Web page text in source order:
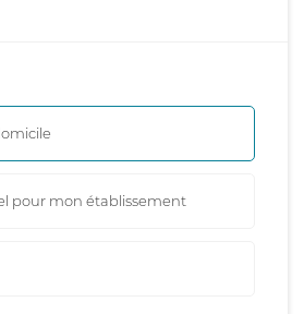
pour mon établissement